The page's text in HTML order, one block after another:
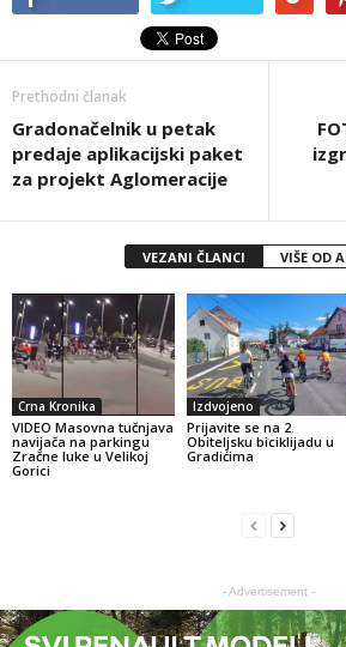
Prethodni članak
Gradonačelnik u petak
predaje aplikacijski paket
za projekt Aglomeracije
VEZANI ČLANCI VIŠE OD
Crna Kronika
VIDEO Masovna tučnjava
navijača na parkingu
Zračne luke u Velikoj
Gorici
Izdvojeno
Prijavite se na 2.
Obiteljsku biciklijadu u
Gradićima
- Advertisement -